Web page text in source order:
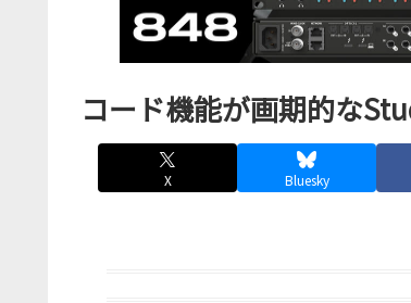
コード機能が画期的な
X Bluesky